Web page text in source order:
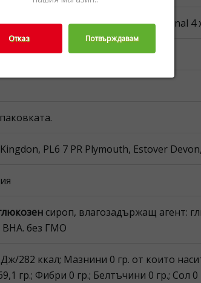
Multipack Small Мултипакет Original 4
PL6 7 PR Plymouth, Estover
сироп, влагозадържащ агент:
без ГМО
282 ккал; Мазнини 0 гр. от които
гр.; Фибри 0 гр.; Белтъчини 0 гр.; Сол 0
Отказ Потвърждавам